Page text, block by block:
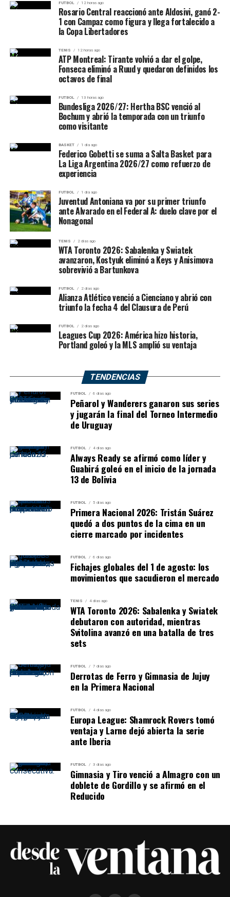
FUTBOL 12 horas ago
Rosario Central reaccionó ante Aldosivi, ganó 2-
1 con Campaz como figura y llega fortalecido a
la Copa Libertadores
TENIS 12 horas ago
ATP Montreal: Tirante volvió a dar el golpe,
Fonseca eliminó a Ruud y quedaron definidos los
octavos de final
FUTBOL 13 horas ago
Bundesliga 2026/27: Hertha BSC venció al
Bochum y abrió la temporada con un triunfo
como visitante
BASKET 1 día ago
Federico Gobetti se suma a Salta Basket para
La Liga Argentina 2026/27 como refuerzo de
experiencia
FUTBOL 1 día ago
Juventud Antoniana va por su primer triunfo
ante Alvarado en el Federal A: duelo clave por el
Nonagonal
TENIS 2 días ago
WTA Toronto 2026: Sabalenka y Swiatek
avanzaron, Kostyuk eliminó a Keys y Anisimova
sobrevivió a Bartunkova
FUTBOL 2 días ago
Alianza Atlético venció a Cienciano y abrió con
triunfo la fecha 4 del Clausura de Perú
FUTBOL 2 días ago
Leagues Cup 2026: América hizo historia,
Portland goleó y la MLS amplió su ventaja
TENDENCIAS
FUTBOL 6 días ago
Peñarol y Wanderers ganaron sus series
y jugarán la final del Torneo Intermedio
de Uruguay
FUTBOL 4 días ago
Always Ready se afirmó como líder y
Guabirá goleó en el inicio de la jornada
13 de Bolivia
FUTBOL 5 días ago
Primera Nacional 2026: Tristán Suárez
quedó a dos puntos de la cima en un
cierre marcado por incidentes
FUTBOL 6 días ago
Fichajes globales del 1 de agosto: los
movimientos que sacudieron el mercado
TENIS 4 días ago
WTA Toronto 2026: Sabalenka y Swiatek
debutaron con autoridad, mientras
Svitolina avanzó en una batalla de tres
sets
FUTBOL 7 días ago
Derrotas de Ferro y Gimnasia de Jujuy
en la Primera Nacional
FUTBOL 4 días ago
Europa League: Shamrock Rovers tomó
ventaja y Larne dejó abierta la serie
ante Iberia
FUTBOL 3 días ago
Gimnasia y Tiro venció a Almagro con un
doblete de Gordillo y se afirmó en el
Reducido